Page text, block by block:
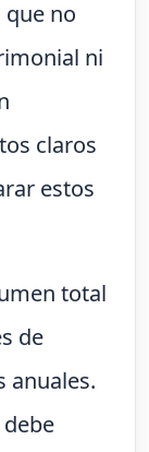
no
ni
claros
estos
total
de
anuales.